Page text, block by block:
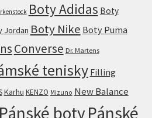
Boty Adidas Boty
Jordan Boty Nike Boty Puma
Converse Dr. Martens
tenisky Filling
Karhu KENZO Mizuno New Balance
Pánské botyPánské